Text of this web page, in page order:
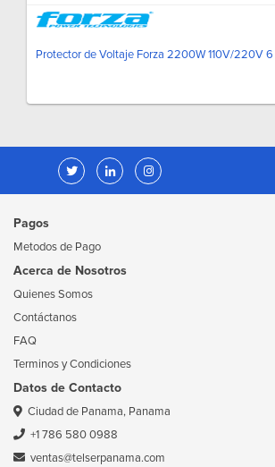
Protector de Voltaje Forza 2200W 110V/220V
Pagos
Metodos de Pago
Acerca de Nosotros
Quienes Somos
Contáctanos
FAQ
Terminos y Condiciones
Datos de Contacto
Ciudad de Panama, Panama
+1 786 580 0988
ventas@telserpanama.com